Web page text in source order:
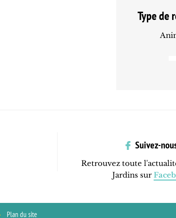
Type de
Suivez-
Retrouvez toute
Jardins sur
Plan du site